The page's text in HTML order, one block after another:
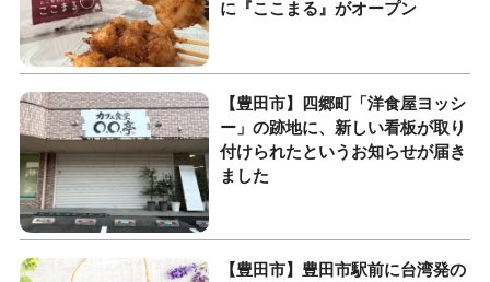
に『ここまる』がオープン
【豊田市】四郷町「洋食屋ヨッシ
ー」の跡地に、新しい看板が取り
付けられたというお知らせが届き
ました
【豊田市】豊田市駅前に台湾発の